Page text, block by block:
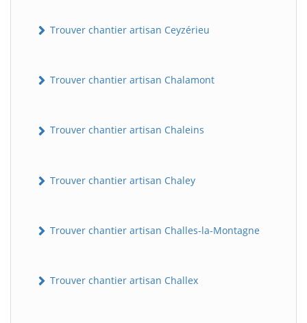
Trouver chantier artisan Ceyzérieu
Trouver chantier artisan Chalamont
Trouver chantier artisan Chaleins
Trouver chantier artisan Chaley
Trouver chantier artisan Challes-la-Montagne
Trouver chantier artisan Challex